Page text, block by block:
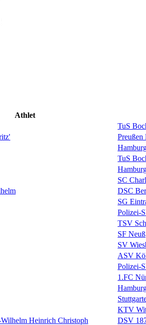
Athlet
TuS
Preußen
TuS
SC
DSC
SG
Polizei-
TSV
SF Neuß
SV
ASV
Polizei-
1.FC
KTV
Heinrich Christoph DSV